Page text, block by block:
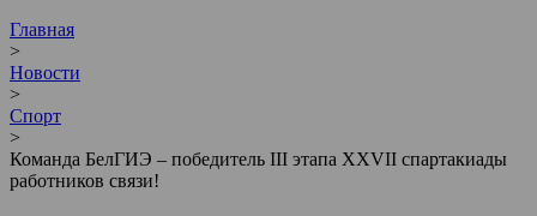
Главная
>
Новости
>
Спорт
>
Команда БелГИЭ – победитель III этапа XXVII спартакиады
работников связи!